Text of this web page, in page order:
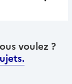
voulez ?